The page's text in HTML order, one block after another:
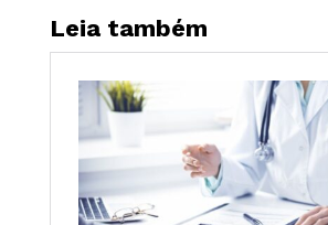
Leia também